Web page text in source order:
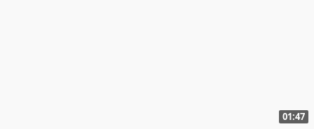
01:47